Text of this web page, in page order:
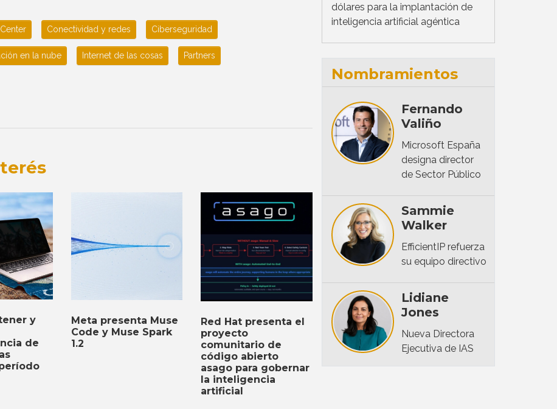
Conectividad y redes Ciberseguridad
en la nube Internet de las cosas Partners
y
de
Meta presenta Muse
Code y Muse Spark
1.2
Red Hat presenta el
proyecto
comunitario de
código abierto
asago para gobernar
la inteligencia
artificial
dólares para la implantación de
inteligencia artificial agéntica
Nombramientos
Fernando
Valiño
Microsoft España
designa director
de Sector Público
Sammie
Walker
EfficientIP refuerza
su equipo directivo
Lidiane
Jones
Nueva Directora
Ejecutiva de IAS